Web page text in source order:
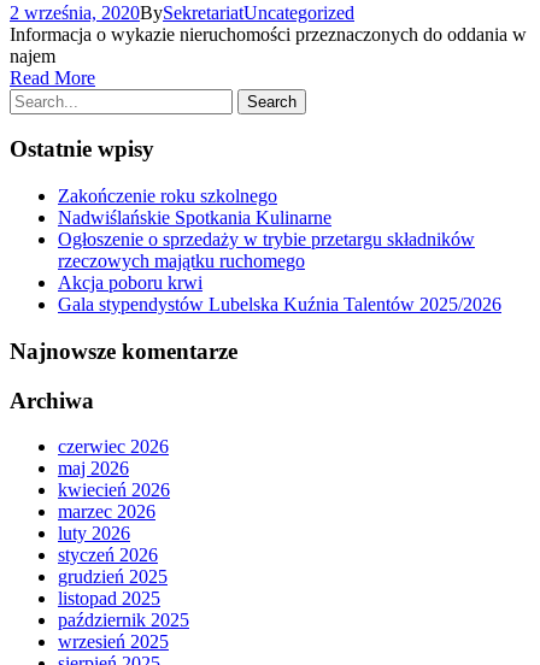
2 września, 2020BySekretariatUncategorized
Informacja o wykazie nieruchomości przeznaczonych do oddania w
najem
Read More
Ostatnie wpisy
Zakończenie roku szkolnego
Nadwiślańskie Spotkania Kulinarne
Ogłoszenie o sprzedaży w trybie przetargu składników
rzeczowych majątku ruchomego
Akcja poboru krwi
Gala stypendystów Lubelska Kuźnia Talentów 2025/2026
Najnowsze komentarze
Archiwa
czerwiec 2026
maj 2026
kwiecień 2026
marzec 2026
luty 2026
styczeń 2026
grudzień 2025
listopad 2025
październik 2025
wrzesień 2025